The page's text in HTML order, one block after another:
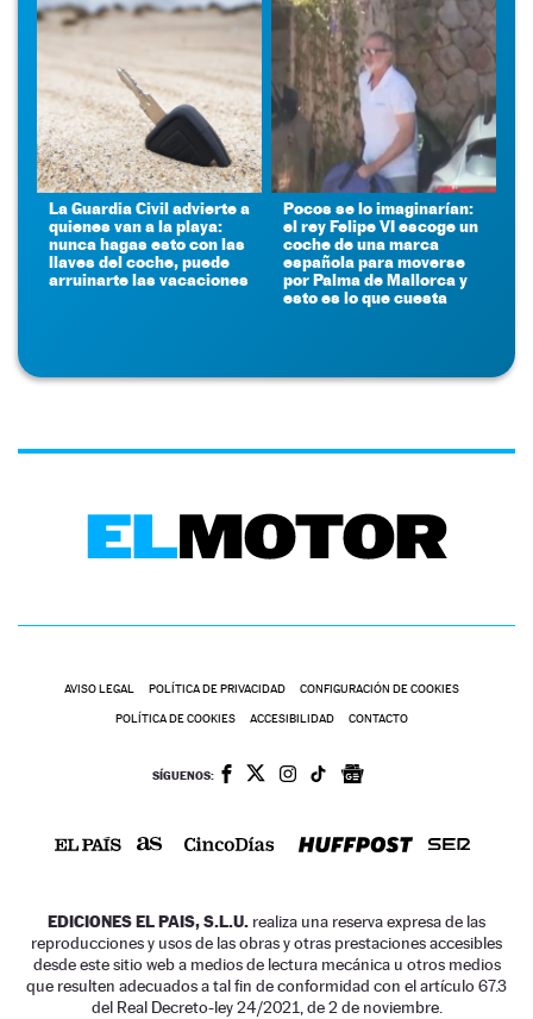
La Guardia Civil advierte a
quienes van a la playa:
nunca hagas esto con las
llaves del coche, puede
arruinarte las vacaciones
Pocos se lo imaginarían:
el rey Felipe VI escoge un
coche de una marca
española para moverse
por Palma de Mallorca y
esto es lo que cuesta
AVISO LEGAL POLÍTICA DE PRIVACIDAD CONFIGURACIÓN DE COOKIES
POLÍTICA DE COOKIES ACCESIBILIDAD CONTACTO
SÍGUENOS:
EDICIONES EL PAIS, S.L.U. realiza una reserva expresa de las
reproducciones y usos de las obras y otras prestaciones accesibles
desde este sitio web a medios de lectura mecánica u otros medios
que resulten adecuados a tal fin de conformidad con el artículo 67.3
del Real Decreto-ley 24/2021, de 2 de noviembre.